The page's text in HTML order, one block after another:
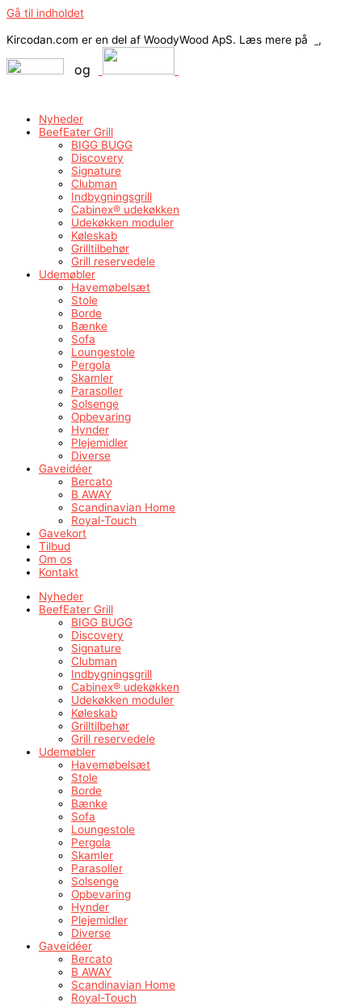
Gå til indholdet
Kircodan.com er en del af WoodyWood ApS. Læs mere på ,
og
Nyheder
BeefEater Grill
BIGG BUGG
Discovery
Signature
Clubman
Indbygningsgrill
Cabinex® udekøkken
Udekøkken moduler
Køleskab
Grilltilbehør
Grill reservedele
Udemøbler
Havemøbelsæt
Stole
Borde
Bænke
Sofa
Loungestole
Pergola
Skamler
Parasoller
Solsenge
Opbevaring
Hynder
Plejemidler
Diverse
Gaveidéer
Bercato
B AWAY
Scandinavian Home
Royal-Touch
Gavekort
Tilbud
Om os
Kontakt
Nyheder
BeefEater Grill
BIGG BUGG
Discovery
Signature
Clubman
Indbygningsgrill
Cabinex® udekøkken
Udekøkken moduler
Køleskab
Grilltilbehør
Grill reservedele
Udemøbler
Havemøbelsæt
Stole
Borde
Bænke
Sofa
Loungestole
Pergola
Skamler
Parasoller
Solsenge
Opbevaring
Hynder
Plejemidler
Diverse
Gaveidéer
Bercato
B AWAY
Scandinavian Home
Royal-Touch